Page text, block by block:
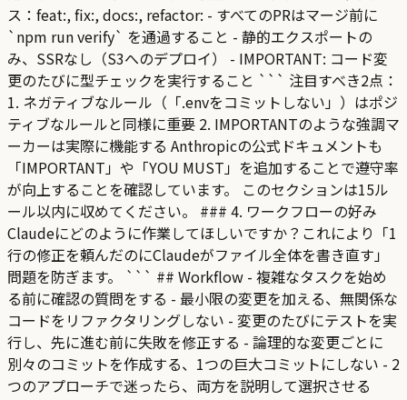
ス：feat:, fix:, docs:, refactor: - すべてのPRはマージ前に
`npm run verify` を通過すること - 静的エクスポートの
み、SSRなし（S3へのデプロイ） - IMPORTANT: コード変
更のたびに型チェックを実行すること ``` 注目すべき2点：
1. ネガティブなルール（「.envをコミットしない」）はポジ
ティブなルールと同様に重要 2. IMPORTANTのような強調マ
ーカーは実際に機能する Anthropicの公式ドキュメントも
「IMPORTANT」や「YOU MUST」を追加することで遵守率
が向上することを確認しています。 このセクションは15ル
ール以内に収めてください。 ### 4. ワークフローの好み
Claudeにどのように作業してほしいですか？これにより「1
行の修正を頼んだのにClaudeがファイル全体を書き直す」
問題を防ぎます。 ``` ## Workflow - 複雑なタスクを始め
る前に確認の質問をする - 最小限の変更を加える、無関係な
コードをリファクタリングしない - 変更のたびにテストを実
行し、先に進む前に失敗を修正する - 論理的な変更ごとに
別々のコミットを作成する、1つの巨大コミットにしない - 2
つのアプローチで迷ったら、両方を説明して選択させる